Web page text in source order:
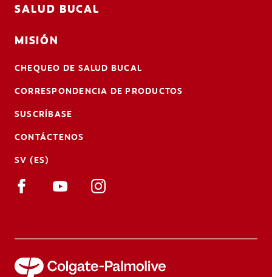
SALUD BUCAL
MISIÓN
CHEQUEO DE SALUD BUCAL
CORRESPONDENCIA DE PRODUCTOS
SUSCRÍBASE
CONTÁCTENOS
SV (ES)